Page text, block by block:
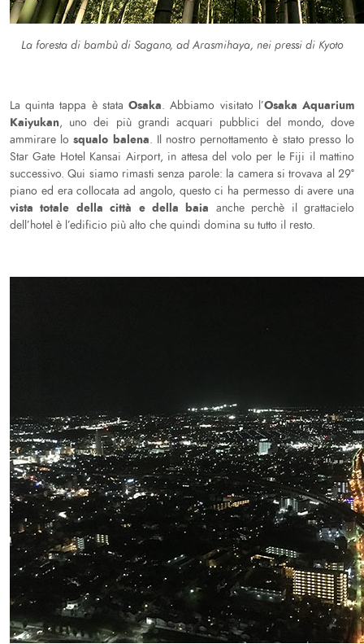
La foresta di bambù di Sagano, ad Arasmihaya, nei pressi di Kyoto
La quinta tappa è stataOsaka. Abbiamo visitato l’Osaka Aquarium
Kaiyukan, uno dei più grandi acquari pubblici del mondo, dove
ammirare losqualo balena. Il nostro pernottamento è stato presso lo
Star Gate Hotel Kansai Airport, in attesa del volo per le Fiji il mattino
successivo. Qui siamo rimasti senza parole: la camera si trovava al 29°
piano ed era collocata ad angolo, questo ci ha permesso di avere una
vista totale della città e della baia anche perchè il grattacielo
dell’hotel è l’edificio più alto che quindi domina su tutto il resto.